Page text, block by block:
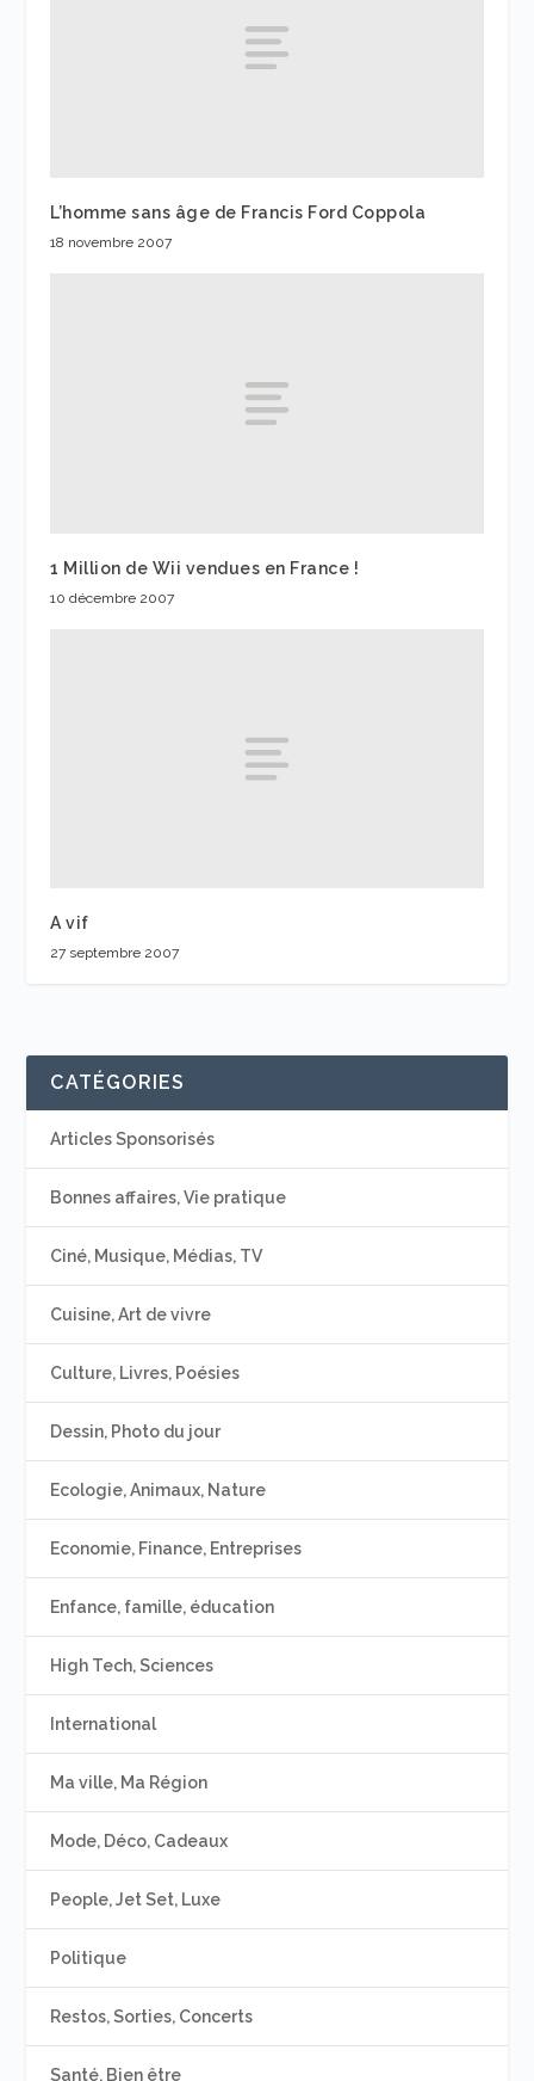
L’homme sans âge de Francis Ford Coppola
18 novembre 2007
1 Million de Wii vendues en France !
10 décembre 2007
A vif
27 septembre 2007
CATÉGORIES
Articles Sponsorisés
Bonnes affaires, Vie pratique
Ciné, Musique, Médias, TV
Cuisine, Art de vivre
Culture, Livres, Poésies
Dessin, Photo du jour
Ecologie, Animaux, Nature
Economie, Finance, Entreprises
Enfance, famille, éducation
High Tech, Sciences
International
Ma ville, Ma Région
Mode, Déco, Cadeaux
People, Jet Set, Luxe
Politique
Restos, Sorties, Concerts
Santé, Bien être